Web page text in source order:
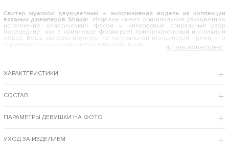
Свитер мужской двухцветный – эксклюзивная модель из коллекции
вязаных джемперов Shapar. Изделие имеет оригинальное двухцветное
исполнение, классический фасон и интересный спиральный узор
посередине, что в комплексе формирует привлекательный и стильный
образ. Вещь связана вручную из натуральной итальянской пряжи, что
гарантирует ее долговечность и красивый вид.
зимнего гардероба. Она наверняка понравится мужчинам, не любящим
необходимо подбирать в тон одного из использованных оттенков.
Сверху можно надеть кожаную куртку, ветровку или драповый жакет.
свитер по доступной цене с примеркой в Москве и доставкой в регионы РФ.
ХАРАКТЕРИСТИКИ
СОСТАВ
ПАРАМЕТРЫ ДЕВУШКИ НА ФОТО
УХОД ЗА ИЗДЕЛИЕМ